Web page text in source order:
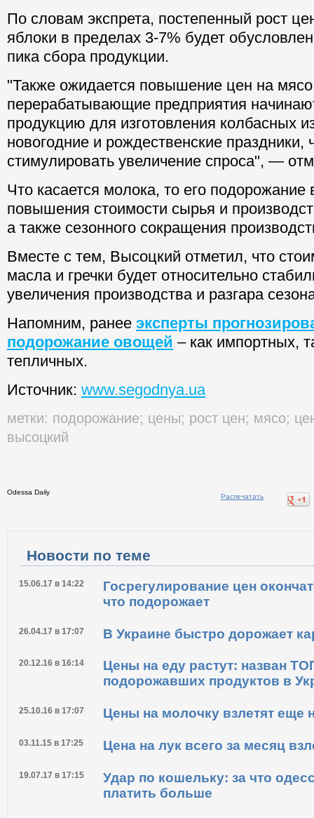
По словам экспрета, постепенный рост
яблоки в пределах 3-7% будет
пика сбора продукции.
"Также ожидается повышение цен на
перерабатывающие предприятия
продукцию для изготовления колбасных
новогодние и рождественские праздники,
стимулировать увеличение спроса", —
Что касается молока, то его подорожание
повышения стоимости сырья и
а также сезонного сокращения
Вместе с тем, Высоцкий отметил, что
масла и гречки будет относительно
увеличения производства и разгара
Напомним, ранее эксперты
подорожание овощей – как импортных,
тепличных.
Источник: www.segodnya.ua
метки: подорожание; цены; рост цен; мясо;
высоцкий
Odessa Daily
Новости по теме
15.06.17 в 14:22
Госрегулирование цен
что подорожает
В Украине быстро дорожает
20.12.16 в 16:14
Цены на еду растут: назван
подорожавших продуктов в
Цены на молочку взлетят еще
Цена на лук всего за месяц